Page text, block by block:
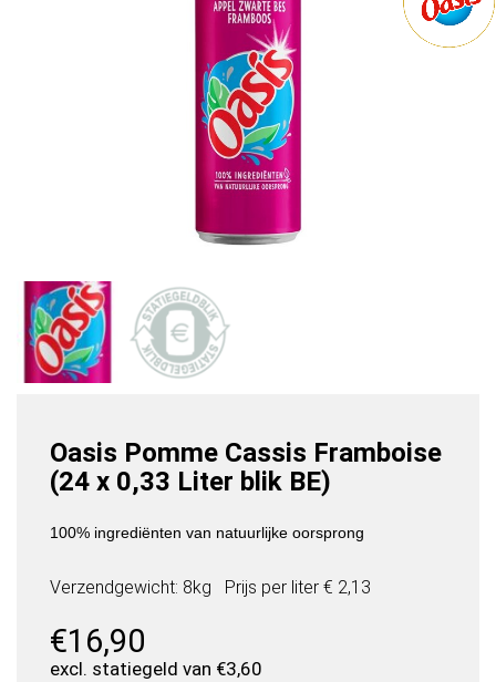
Oasis Pomme Cassis Framboise
(24 x 0,33 Liter blik BE)
100% ingrediënten van natuurlijke oorsprong
Verzendgewicht: 8kg Prijs per liter € 2,13
€16,90
excl. statiegeld van €3,60